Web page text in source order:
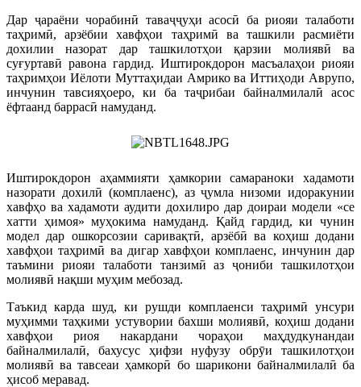
Дар ҷараёни чорабинӣ таваҷҷуҳи асосӣ ба риояи талаботи
таҳримӣ, арзёбии хавфҳои таҳримӣ ва ташкили расмиёти
дохилии назорат дар ташкилотҳои қарзии молиявӣ ва
суғуртавӣ равона гардид. Иштирокдорон масъалаҳои риояи
таҳримҳои Иёлоти Муттаҳидаи Амрико ва Иттиҳоди Аврупо,
инчунин тавсияҳоеро, ки ба таҷрибаи байналмилалӣ асос
ёфтаанд баррасӣ намуданд.
Иштирокдорон аҳаммияти ҳамкории самараноки хадамоти
назорати дохилӣ (комплаенс), аз ҷумла низоми идоракунии
хавфҳо ва хадамоти аудити дохилиро дар доираи модели «се
хатти ҳимоя» муҳокима намуданд. Қайд гардид, ки чунин
модел дар ошкорсозии саривақтӣ, арзёбӣ ва коҳиш додани
хавфҳои таҳримӣ ва дигар хавфҳои комплаенс, инчунин дар
таъмини риояи талаботи танзимӣ аз ҷониби ташкилотҳои
молиявӣ нақши муҳим мебозад.
Таъкид карда шуд, ки рушди комплаенси таҳримӣ унсури
муҳимми таҳкими устувории бахши молиявӣ, коҳиш додани
хавфҳои риоя накардани чораҳои маҳдудкунандаи
байналмилалӣ, бахусус ҳифзи нуфузу обрӯи ташкилотҳои
молиявӣ ва тавсеаи ҳамкорӣ бо шарикони байналмилалӣ ба
ҳисоб меравад.